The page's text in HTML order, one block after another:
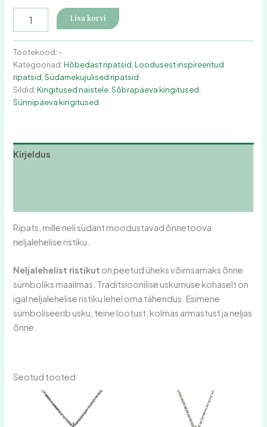
Lisa korvi
Tootekood: -
Kategooriad:Hõbedast ripatsid ,Loodusest inspireeritud
ripatsid ,Südamekujulised ripatsid
Sildid:Kingitused naistele ,Sõbrapäeva kingitused
Sünnipäeva kingitused
Kirjeldus
Ripats, mille neli südant moodustavad õnnetoova
neljalehelise ristiku.
Neljalehelist ristikut on peetud üheks võimsamaks õnne
sümboliks maailmas. Traditsioonilise uskumuse kohaselt on
igal neljalehelise ristiku lehel oma tähendus. Esimene
sümboliseerib usku, teine lootust, kolmas armastust ja neljas
õnne.
Seotud tooted
Hinnavahemik:
42,00 €
kuni
tootel
Hinnavahemik:
39,00 €
Sellel
tootel